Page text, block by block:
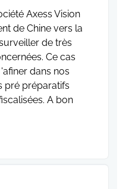
Axess Vision
de Chine vers la
de très
Ce cas
dans nos
pré préparatifs
A bon